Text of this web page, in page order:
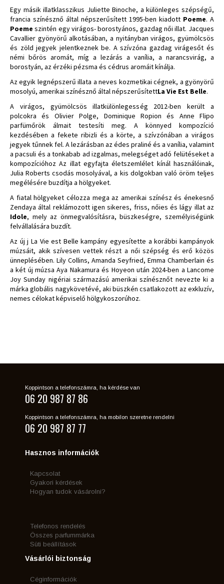
Egy másik illatklasszikus Juliette Binoche, a különleges szépségű,
francia színésznő által népszerűsített 1995-ben kiadott Poeme. A
Poemeszintén egy virágos- borostyános, gazdag női illat. Jacques
Cavallier gyönyörű alkotásában, a nyitányban virágos, gyümölcsös
és zöld jegyek jelentkeznek be. A szívzóna gazdag virágesőt és
némi bőrös aromát, míg a lezárás a vanília, a narancsvirág, a
borostyán, az érzéki pézsma és cédrus aromáit kínálja.
Az egyik legnépszerű illata a neves kozmetikai cégnek, a gyönyörű
mosolyú, amerikai színésznő által népszerűsítettLa Vie Est Belle.
A virágos, gyümölcsös illatkülönlegesség 2012-ben került a
polcokra és Olivier Polge, Dominique Ropion és Anne Flipo
parfümőrök álmait testesíti meg. A könnyed kompozíció
kezdésében a fekete ribizli és a körte, a szívzónában a virágos
jegyek tűnnek fel. A lezárásban az édes praliné és a vanília, valamint
a pacsuli és a tonkabab ad izgalmas, melegséget adó felütéseket a
kompozícióhoz Az illat egyfajta életszemlélet kínál használóinak,
Julia Roberts csodás mosolyával, a kis dolgokban való öröm teljes
megélésére buzdítja a hölgyeket.
A fiatal hölgyeket célozza mega az amerikai színész és énekesnő
Zendaya által reklámozott igen sikeres, friss, nőies és lágy illat az
Idole, mely az önmegvalósításra, büszkeségre, személyiségünk
felvállalására buzdít.
Az új j La Vie est Belle kampány egyesítette a korábbi kampányok
múzsáit, akik szívesen vettek részt a női szépség és erő közös
ünneplésében. Lily Collins, Amanda Seyfried, Emma Chamberlain és
a két új múzsa Aya Nakamura és Hoyeon után 2024-ben a Lancome
Joy Sunday nigériai származású amerikai színésznőt nevezte ki a
márka globális nagykövetévé, aki büszkén csatlakozott az exkluzív,
nemes célokat képviselő hölgykoszorúhoz.
Koppintson a telefonszámra, ha kérdése van
06 20 987 87 86
Koppintson a telefonszámra, ha mobilon szeretne rendelni
06 20 987 87 77
Hasznos információk
Kapcsolat
Gyakori kérdések
Hogyan tudok vásárolni?
Telefonos rendelés
Összes parfummárka
Süti beállítások
Vásárlói biztonság
Céginformációk